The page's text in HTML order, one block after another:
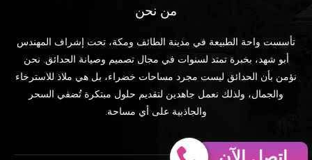
من نحن
تأسست واحة الطبيعة في مدينة الطائف ومكة، تحت إشراف المهندس
أبو شهد، بخبرة تمتد لسنوات في مجال تصميم وصيانة الحدائق. نحن
نؤمن بأن الحدائق ليست مجرد مساحات خضراء، بل هي ملاذ للاسترخاء
والجمال، ولذلك نعمل جاهدين لتقديم حلول مبتكرة تُضفي السحر
والجاذبية على أي مساحة.